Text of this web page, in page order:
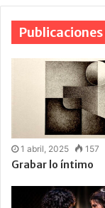
1 abril, 2025 157
Grabar lo íntimo